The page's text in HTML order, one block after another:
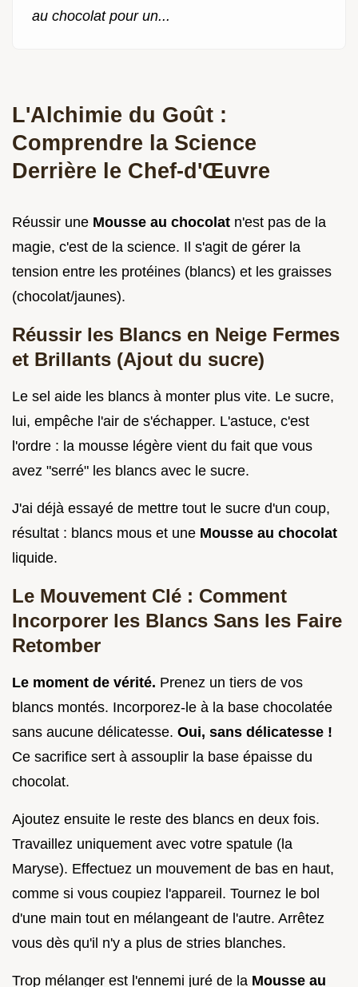
au chocolat pour un...
L'Alchimie du Goût :
Comprendre la Science
Derrière le Chef-d'Œuvre
Réussir une Mousse au chocolat n'est pas de la
magie, c'est de la science. Il s'agit de gérer la
tension entre les protéines (blancs) et les graisses
(chocolat/jaunes).
Réussir les Blancs en Neige Fermes
et Brillants (Ajout du sucre)
Le sel aide les blancs à monter plus vite. Le sucre,
lui, empêche l'air de s'échapper. L'astuce, c'est
l'ordre : la mousse légère vient du fait que vous
avez "serré" les blancs avec le sucre.
J'ai déjà essayé de mettre tout le sucre d'un coup,
résultat : blancs mous et une Mousse au chocolat
liquide.
Le Mouvement Clé : Comment
Incorporer les Blancs Sans les Faire
Retomber
Le moment de vérité. Prenez un tiers de vos
blancs montés. Incorporez-le à la base chocolatée
sans aucune délicatesse. Oui, sans délicatesse !
Ce sacrifice sert à assouplir la base épaisse du
chocolat.
Ajoutez ensuite le reste des blancs en deux fois.
Travaillez uniquement avec votre spatule (la
Maryse). Effectuez un mouvement de bas en haut,
comme si vous coupiez l'appareil. Tournez le bol
d'une main tout en mélangeant de l'autre. Arrêtez
vous dès qu'il n'y a plus de stries blanches.
Trop mélanger est l'ennemi juré de la Mousse au